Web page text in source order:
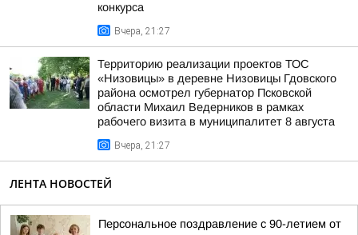
конкурса
Вчера, 21:27
Территорию реализации проектов ТОС
«Низовицы» в деревне Низовицы Гдовского
района осмотрел губернатор Псковской
области Михаил Ведерников в рамках
рабочего визита в муниципалитет 8 августа
Вчера, 21:27
ЛЕНТА НОВОСТЕЙ
Персональное поздравление с 90-летием от